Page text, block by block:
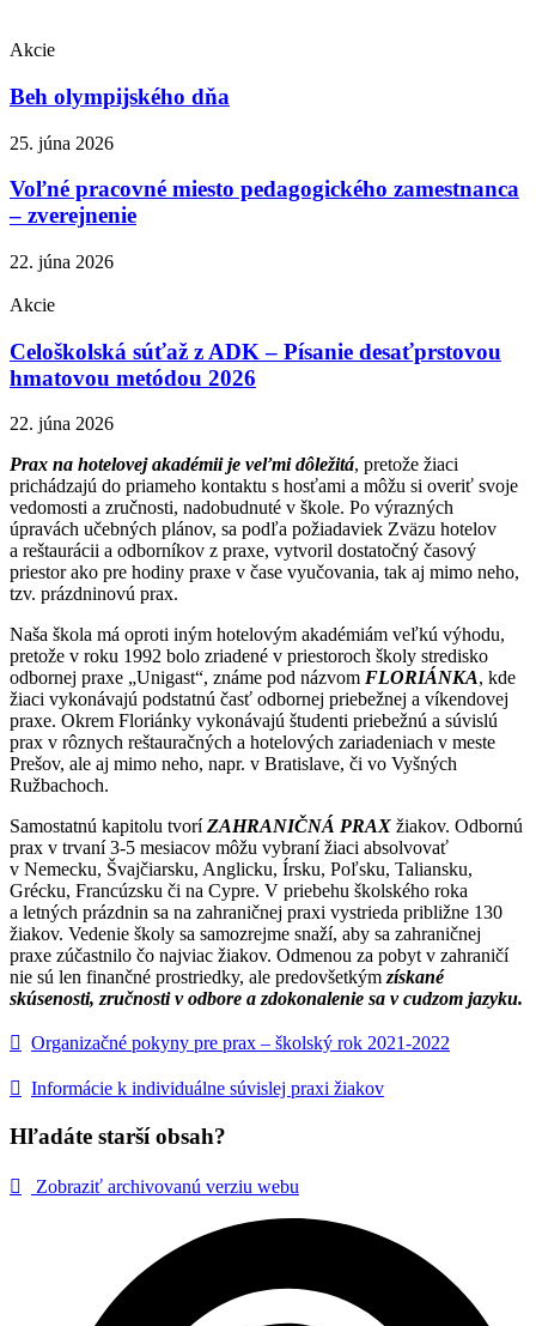
Akcie
Beh olympijského dňa
25. júna 2026
Voľné pracovné miesto pedagogického zamestnanca
– zverejnenie
22. júna 2026
Akcie
Celoškolská súťaž z ADK – Písanie desaťprstovou
hmatovou metódou 2026
22. júna 2026
Prax na hotelovej akadémii je veľmi dôležitá, pretože žiaci
prichádzajú do priameho kontaktu s hosťami a môžu si overiť svoje
vedomosti a zručnosti, nadobudnuté v škole. Po výrazných
úpravách učebných plánov, sa podľa požiadaviek Zväzu hotelov
a reštaurácii a odborníkov z praxe, vytvoril dostatočný časový
priestor ako pre hodiny praxe v čase vyučovania, tak aj mimo neho,
tzv. prázdninovú prax.
Naša škola má oproti iným hotelovým akadémiám veľkú výhodu,
pretože v roku 1992 bolo zriadené v priestoroch školy stredisko
odbornej praxe „Unigast“, známe pod názvom FLORIÁNKA, kde
žiaci vykonávajú podstatnú časť odbornej priebežnej a víkendovej
praxe. Okrem Floriánky vykonávajú študenti priebežnú a súvislú
prax v rôznych reštauračných a hotelových zariadeniach v meste
Prešov, ale aj mimo neho, napr. v Bratislave, či vo Vyšných
Ružbachoch.
Samostatnú kapitolu tvorí ZAHRANIČNÁ PRAX žiakov. Odbornú
prax v trvaní 3-5 mesiacov môžu vybraní žiaci absolvovať
v Nemecku, Švajčiarsku, Anglicku, Írsku, Poľsku, Taliansku,
Grécku, Francúzsku či na Cypre. V priebehu školského roka
a letných prázdnin sa na zahraničnej praxi vystrieda približne 130
žiakov. Vedenie školy sa samozrejme snaží, aby sa zahraničnej
praxe zúčastnilo čo najviac žiakov. Odmenou za pobyt v zahraničí
nie sú len finančné prostriedky, ale predovšetkýmzískané
skúsenosti, zručnosti v odbore a zdokonalenie sa v cudzom jazyku.
Organizačné pokyny pre prax – školský rok 2021-2022
Informácie k individuálne súvislej praxi žiakov
Hľadáte starší obsah?
Zobraziť archivovanú verziu webu